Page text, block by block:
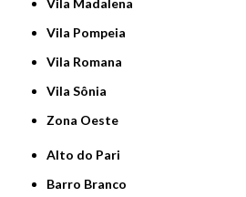
Vila Pompeia
Vila Romana
Vila Sônia
Zona Oeste
Alto do Pari
Barro Branco